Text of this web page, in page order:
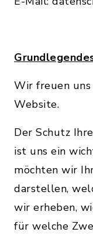
Wir freuen
Website.
Der Schutz
ist uns ein
möchten wir
darstellen,
wir erheben,
für welche